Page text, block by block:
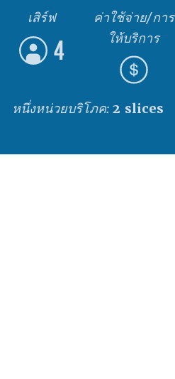
เสิร์ฟ
4
ค่าใช้จ่าย/การ
ให้บริการ
หนึ่งหน่วยบริโภค: 2 slices